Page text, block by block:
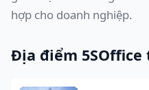
hợp cho doanh nghiệp.
Địa điểm 5SOffice